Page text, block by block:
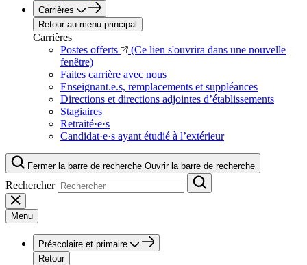
Carrières
Retour au menu principal
Carrières
Postes offerts
(Ce lien s'ouvrira dans une nouvelle
fenêtre)
Faites carrière avec nous
Enseignant.e.s, remplacements et suppléances
Directions et directions adjointes d’établissements
Stagiaires
Retraité·e·s
Candidat·e·s ayant étudié à l’extérieur
Fermer la barre de recherche Ouvrir la barre de recherche
Rechercher
Menu
Préscolaire et primaire
Retour